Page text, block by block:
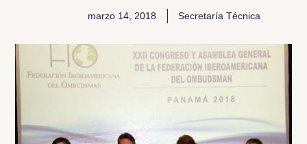
marzo 14, 2018 Secretaría Técnica